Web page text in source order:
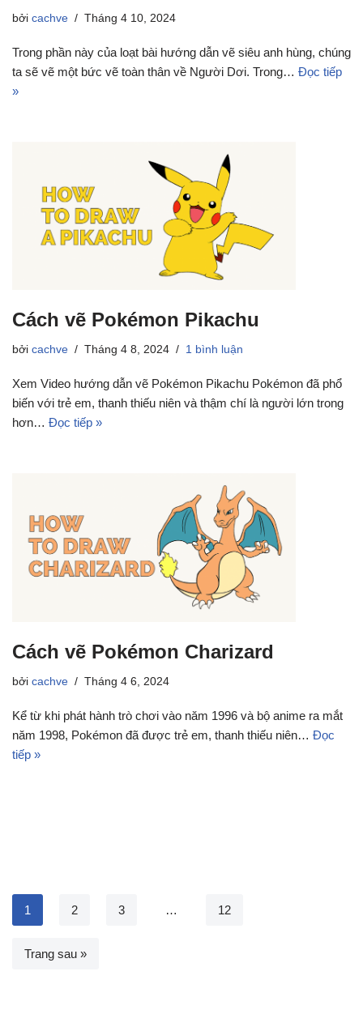
bởi cachve Tháng 4 10, 2024
Trong phần này của loạt bài hướng dẫn vẽ siêu anh hùng, chúng
ta sẽ vẽ một bức vẽ toàn thân về Người Dơi. Trong… Đọc tiếp
»
Cách vẽ Pokémon Pikachu
bởi cachve Tháng 4 8, 2024 1 bình luận
Xem Video hướng dẫn vẽ Pokémon Pikachu Pokémon đã phổ
biến với trẻ em, thanh thiếu niên và thậm chí là người lớn trong
hơn… Đọc tiếp »
Cách vẽ Pokémon Charizard
bởi cachve Tháng 4 6, 2024
Kể từ khi phát hành trò chơi vào năm 1996 và bộ anime ra mắt
năm 1998, Pokémon đã được trẻ em, thanh thiếu niên… Đọc
tiếp »
1 2 3 … 12
Trang sau »